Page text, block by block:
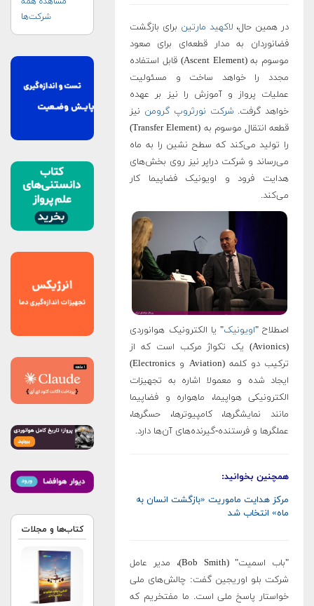
در همین حال، لاکهید مارتین برای بازگشت
فضانوردان به مدار قطعه‌ای برای صعود
موسوم به (Ascent Element) قابل استفاده
مجدد را خواهد ساخت و مسئولیت
عملیات پرواز و آموزش را نیز بر عهده
خواهد گرفت. شرکت نورثروپ گرومن نیز
قطعه انتقال موسوم به (Transfer Element)
را تولید می‌کند که سطح نشین را به ماه
می‌رساند و شرکت دراپر نیز روی بخش‌های
هدایت فرود و اویونیک فضاپیما کار
می‌کند.
اصطلاح "اویونیک" یا الکترونیک هوانوردی
(Avionics) یک تکواژ مرکب است که از
ترکیب دو کلمه (Aviation و Electronics)
ایجاد شده و معمولا اشاره به تجهیزات
الکترونیکی هواپیما، ماهواره و فضاپیما
مانند نمایشگرها، کامپیوترها، حسگرها،
عملگرها و فرستنده-گیرنده‌های آن‌ها دارد.
همچنین بخوانید:
مرکز هدایت ماموریت «بازگشت انسان به
ماه» انتخاب شد
"باب اسمیت" (Bob Smith)، مدیر عامل
شرکت بلو اوریجین گفت: چالش‌های ملی
خواستار پاسخ ملی است. ما مفتخریم که
شرکت‌ها
کتاب‌ها و مجلات